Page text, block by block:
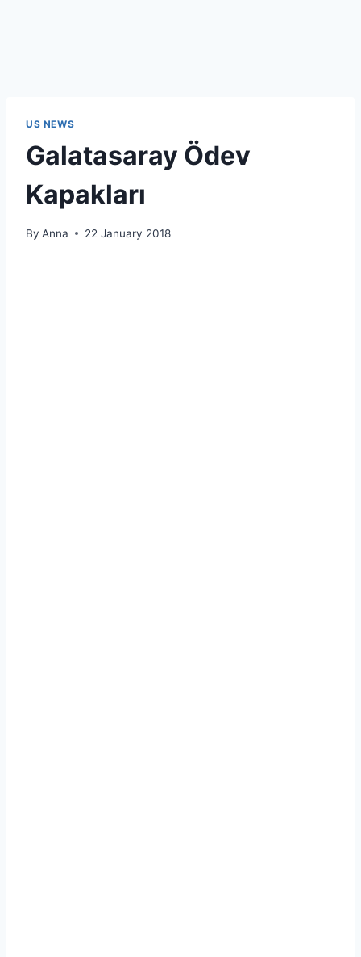
US NEWS
Galatasaray Ödev
Kapakları
By Anna 22 January 2018